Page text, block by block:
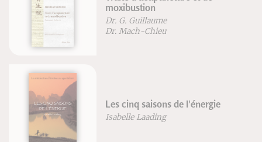
moxibustion
Dr. G. Guillaume
Dr. Mach-Chieu
Les cinq saisons de l'énergie
Isabelle Laading